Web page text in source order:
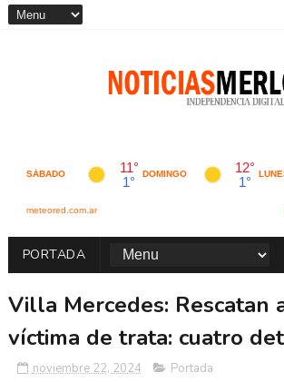
PORTADA
Villa Mercedes: Rescatan
víctima de trata: cuatro
noviembre 22, 2024 Portada